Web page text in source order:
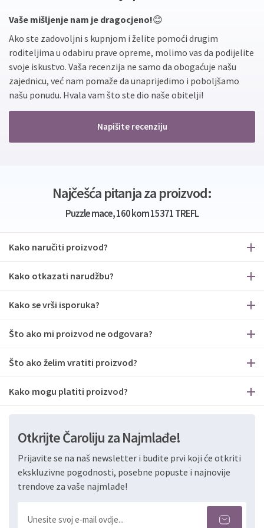
Vaše mišljenje nam je dragocjeno!😊
Ako ste zadovoljni s kupnjom i želite pomoći drugim
roditeljima u odabiru prave opreme, molimo vas da podijelite
svoje iskustvo. Vaša recenzija ne samo da obogaćuje našu
zajednicu, već nam pomaže da unaprijedimo i poboljšamo
našu ponudu. Hvala vam što ste dio naše obitelji!
Napišite recenziju
Najčešća pitanja za proizvod:
Puzzle mace, 160 kom 15371 TREFL
Kako naručiti proizvod?
Kako otkazati narudžbu?
Kako se vrši isporuka?
Što ako mi proizvod ne odgovara?
Što ako želim vratiti proizvod?
Kako mogu platiti proizvod?
Otkrijte Čaroliju za Najmlađe!
Prijavite se na naš newsletter i budite prvi koji će otkriti
ekskluzivne pogodnosti, posebne popuste i najnovije
trendove za vaše najmlađe!